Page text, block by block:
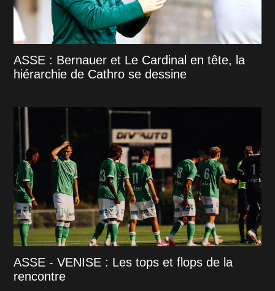
ASSE : Bernauer et Le Cardinal en tête, la
hiérarchie de Cathro se dessine
ASSE - VENISE : Les tops et flops de la
rencontre